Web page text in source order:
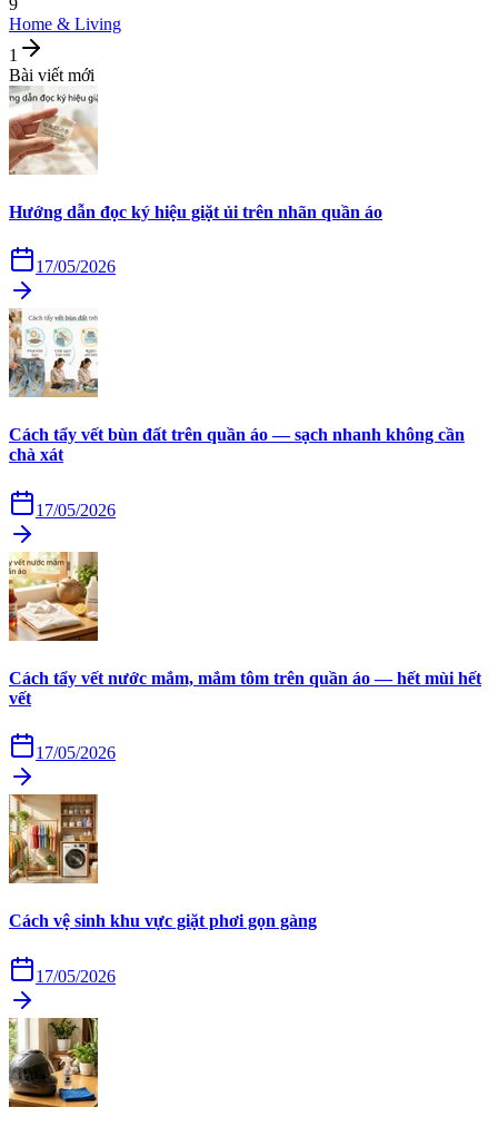
Home & Living
1
Bài viết mới
Hướng dẫn đọc ký hiệu giặt ủi trên nhãn quần áo
17/05/2026
Cách tẩy vết bùn đất trên quần áo — sạch nhanh không cần
chà xát
17/05/2026
Cách tẩy vết nước mắm, mắm tôm trên quần áo — hết mùi hết
vết
17/05/2026
Cách vệ sinh khu vực giặt phơi gọn gàng
17/05/2026